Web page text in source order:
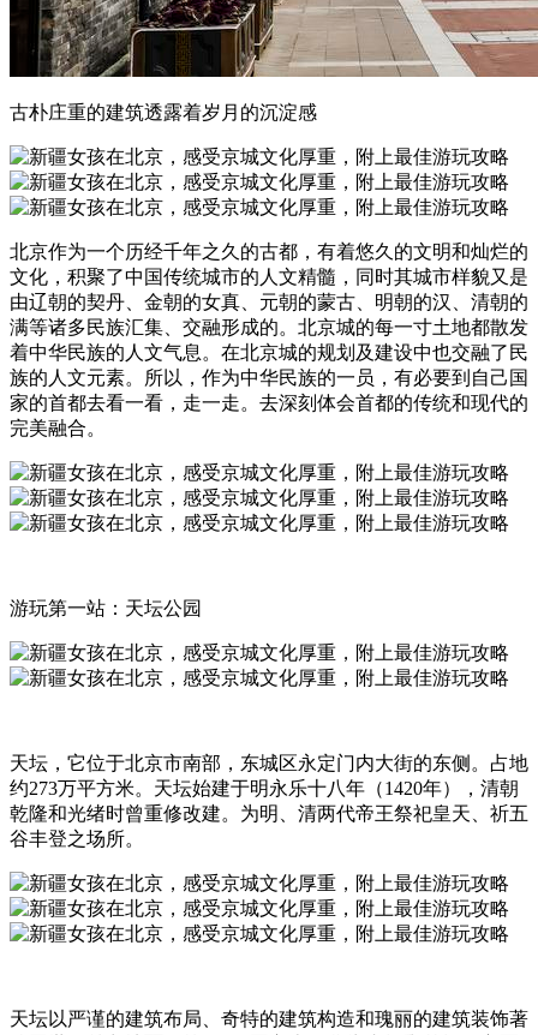
古朴庄重的建筑透露着岁月的沉淀感
北京作为一个历经千年之久的古都，有着悠久的文明和灿烂的
文化，积聚了中国传统城市的人文精髓，同时其城市样貌又是
由辽朝的契丹、金朝的女真、元朝的蒙古、明朝的汉、清朝的
满等诸多民族汇集、交融形成的。北京城的每一寸土地都散发
着中华民族的人文气息。在北京城的规划及建设中也交融了民
族的人文元素。所以，作为中华民族的一员，有必要到自己国
家的首都去看一看，走一走。去深刻体会首都的传统和现代的
完美融合。
游玩第一站：天坛公园
天坛，它位于北京市南部，东城区永定门内大街的东侧。占地
约273万平方米。天坛始建于明永乐十八年（1420年），清朝
乾隆和光绪时曾重修改建。为明、清两代帝王祭祀皇天、祈五
谷丰登之场所。
天坛以严谨的建筑布局、奇特的建筑构造和瑰丽的建筑装饰著